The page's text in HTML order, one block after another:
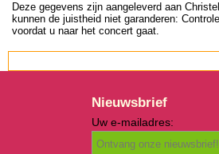
Deze gegevens zijn aangeleverd aan
kunnen de juistheid niet garanderen:
voordat u naar het concert gaat.
Nieuwsbrief
Uw e-mailadres: